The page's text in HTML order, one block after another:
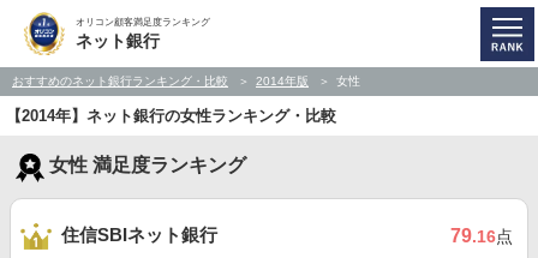
オリコン顧客満足度ランキング
ネット銀行
おすすめのネット銀行ランキング・比較 2014年版 女性
【2014年】ネット銀行の女性ランキング・比較
女性 満足度ランキング
住信SBIネット銀行 79.16点